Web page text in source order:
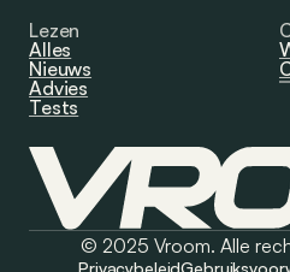
Lezen
Alles
Nieuws
Advies
Tests
© 2025 Vroom. Alle
Privacybeleid